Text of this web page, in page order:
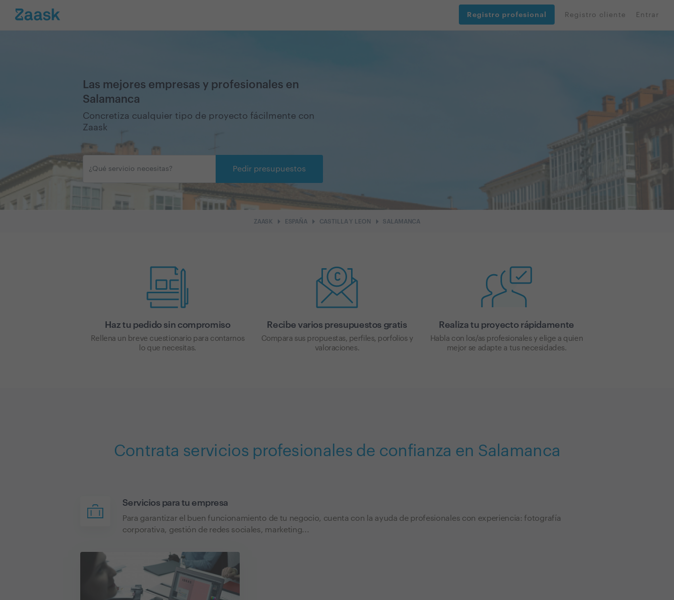
Registro profesional Registro cliente Entrar
Las mejores empresas y profesionales en
Salamanca
Concretiza cualquier tipo de proyecto fácilmente con
Zaask
Pedir presupuestos
ZAASK arrow_right ESPAÑA arrow_right CASTILLA Y LEON arrow_right SALAMANCA
Haz tu pedido sin compromiso
Rellena un breve cuestionario para contarnos
lo que necesitas.
Recibe varios presupuestos gratis
Compara sus propuestas, perfiles, porfolios y
valoraciones.
Realiza tu proyecto rápidamente
Habla con los/as profesionales y elige a quien
mejor se adapte a tus necesidades.
Contrata servicios profesionales de confianza en Salamanca
Servicios para tu empresa
Para garantizar el buen funcionamiento de tu negocio, cuenta con la ayuda de profesionales con experiencia: fotografía
corporativa, gestión de redes sociales, marketing...